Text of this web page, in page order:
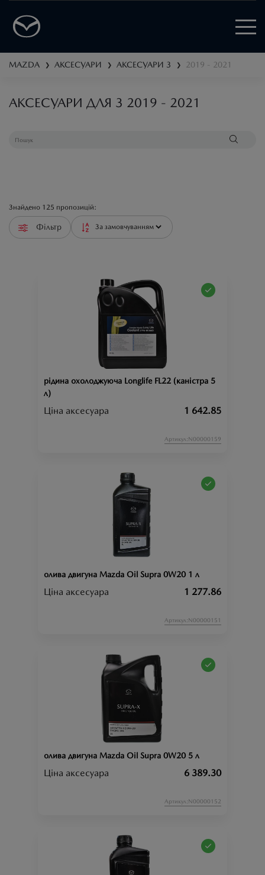
MAZDA ❯ АКСЕСУАРИ ❯ АКСЕСУАРИ 3 ❯ 2019 - 2021
АКСЕСУАРИ ДЛЯ 3 2019 - 2021
Знайдено 125 пропозицій:
Фільтр
рідина охолоджуюча Longlife FL22 (каністра 5
л)
Ціна аксесуара 1 642.85
Артикул:N00000159
олива двигуна Mazda Oil Supra 0W20 1 л
Ціна аксесуара 1 277.86
Артикул:N00000151
олива двигуна Mazda Oil Supra 0W20 5 л
Ціна аксесуара 6 389.30
Артикул:N00000152